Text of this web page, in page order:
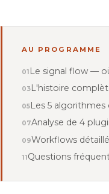
AU PROGRAMME
Le signal flow —
L'histoire
Les 5 algorithmes
Analyse de 4
Workflows
Questions